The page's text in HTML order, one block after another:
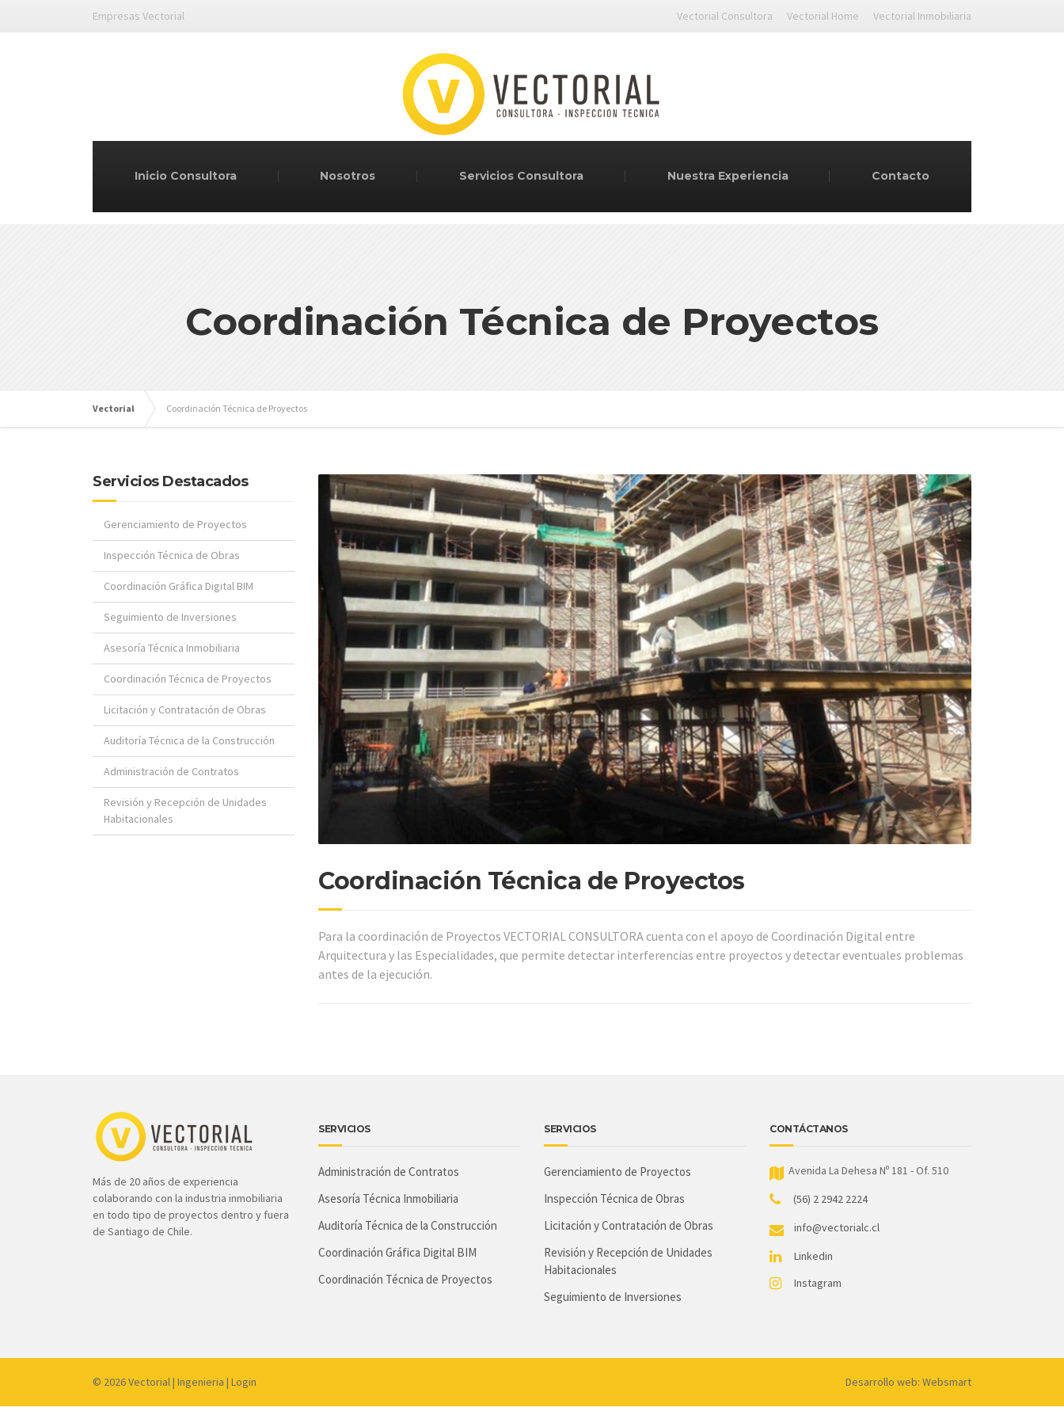
Empresas Vectorial Vectorial Consultora Vectorial Home Vectorial Inmobiliaria
Inicio Consultora Nosotros Servicios Consultora Nuestra Experiencia Contacto
Coordinación Técnica de Proyectos
Vectorial Coordinación Técnica de Proyectos
Coordinación Técnica de Proyectos
Para la coordinación de Proyectos VECTORIAL CONSULTORA cuenta con el apoyo de Coordinación Digital entre
Arquitectura y las Especialidades, que permite detectar interferencias entre proyectos y detectar eventuales problemas
antes de la ejecución.
Servicios Destacados
Gerenciamiento de Proyectos
Inspección Técnica de Obras
Coordinación Gráfica Digital BIM
Seguimiento de Inversiones
Asesoría Técnica Inmobiliaria
Coordinación Técnica de Proyectos
Licitación y Contratación de Obras
Auditoría Técnica de la Construcción
Administración de Contratos
Revisión y Recepción de Unidades
Habitacionales
Más de 20 años de experiencia
colaborando con la industria inmobiliaria
en todo tipo de proyectos dentro y fuera
de Santiago de Chile.
SERVICIOS
Administración de Contratos
Asesoría Técnica Inmobiliaria
Auditoría Técnica de la Construcción
Coordinación Gráfica Digital BIM
Coordinación Técnica de Proyectos
SERVICIOS
Gerenciamiento de Proyectos
Inspección Técnica de Obras
Licitación y Contratación de Obras
Revisión y Recepción de Unidades
Habitacionales
Seguimiento de Inversiones
CONTÁCTANOS
Avenida La Dehesa Nº 181 - Of. 510
(56) 2 2942 2224
info@vectorialc.cl
Linkedin
Instagram
© 2026Vectorial| Ingenieria | Login Desarrollo web: Websmart